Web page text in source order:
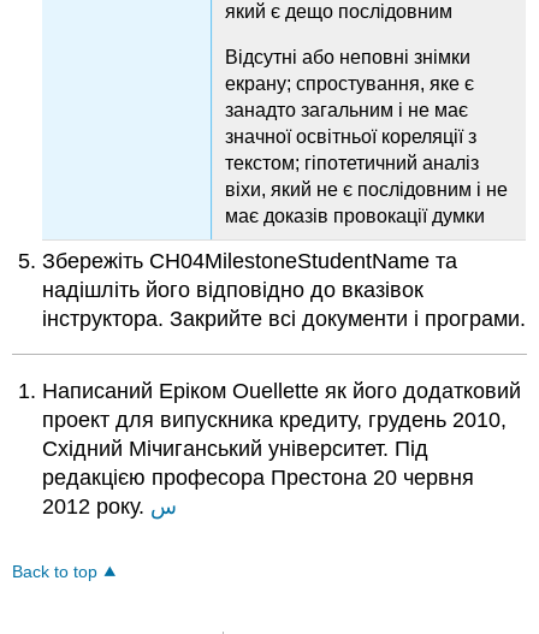
який є дещо послідовним
Відсутні або неповні знімки
екрану; спростування, яке є
занадто загальним і не має
значної освітньої кореляції з
текстом; гіпотетичний аналіз
віхи, який не є послідовним і не
має доказів провокації думки
Збережіть CH04MilestoneStudentName та
надішліть його відповідно до вказівок
інструктора. Закрийте всі документи і програми.
Написаний Еріком Ouellette як його додатковий
проект для випускника кредиту, грудень 2010,
Східний Мічиганський університет. Під
редакцією професора Престона 20 червня
2012 року. س
Back to top